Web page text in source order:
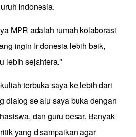
Indonesia.
MPR adalah rumah kolaborasi
ingin Indonesia lebih baik,
lebih sejahtera."
terbuka saya ke lebih dari
dialog selalu saya buka dengan
dan guru besar. Banyak
yang disampaikan agar